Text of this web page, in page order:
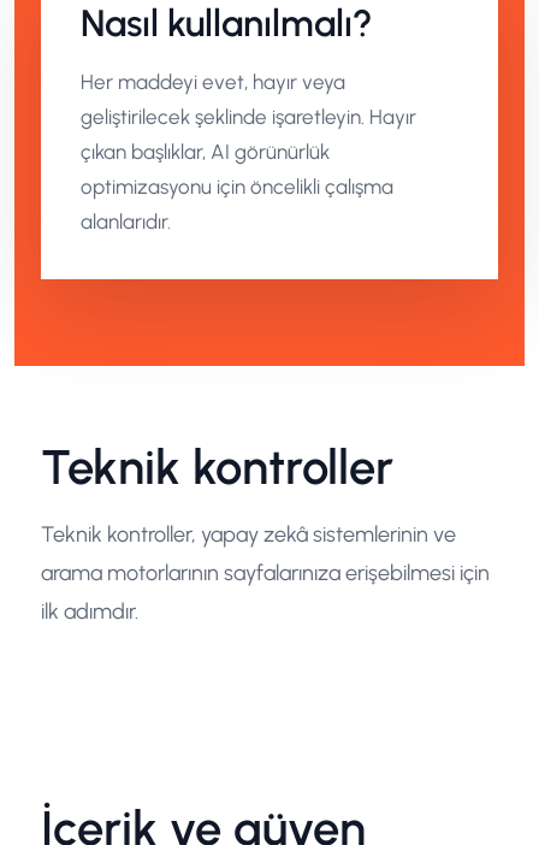
Nasıl kullanılmalı?
Her maddeyi evet, hayır veya
geliştirilecek şeklinde işaretleyin. Hayır
çıkan başlıklar, AI görünürlük
optimizasyonu için öncelikli çalışma
alanlarıdır.
Teknik kontroller
Teknik kontroller, yapay zekâ sistemlerinin ve
arama motorlarının sayfalarınıza erişebilmesi için
ilk adımdır.
İçerik ve güven